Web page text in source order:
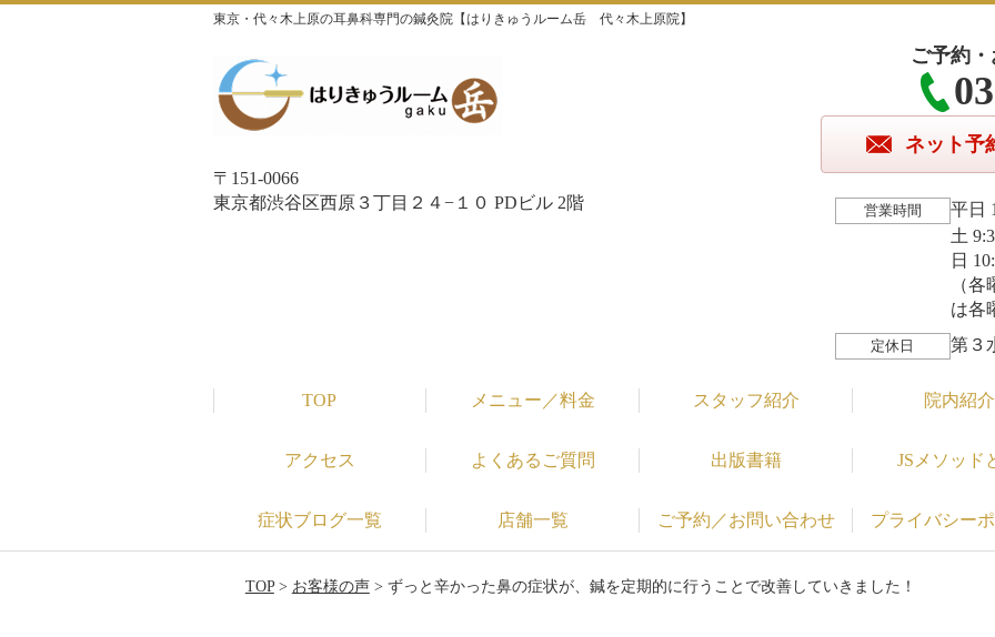
東京・代々木上原の耳鼻科専門の鍼灸院【はりきゅうルーム岳 代々木上原院】
〒151-0066
東京都渋谷区西原３丁目２４−１０ PDビル 2階
ご予約
ネット予
営業時間
平日
土
日
（
は各
定休日 第３
TOP メニュー／料金 スタッフ紹介 院内紹介
アクセス よくあるご質問 出版書籍 JSメソッド
症状ブログ一覧 店舗一覧 ご予約／お問い合わせ プライバシー
TOP> お客様の声> ずっと辛かった鼻の症状が、鍼を定期的に行うことで改善していきました！